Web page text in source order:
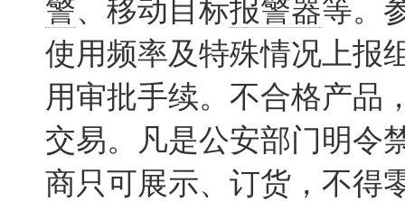
警、移动目标报警器等。
使用频率及特殊情况上报
用审批手续。不合格产品
交易。凡是公安部门明令
商只可展示、订货，不得